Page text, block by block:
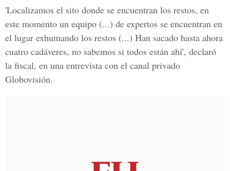
'Localizamos el sito donde se encuentran los restos, en
este momento un equipo (...) de expertos se encuentran en
el lugar exhumando los restos (...) Han sacado hasta ahora
cuatro cadáveres, no sabemos si todos están ahí', declaró
la fiscal, en una entrevista con el canal privado
Globovisión.